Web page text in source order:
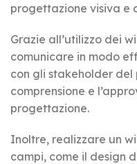
progettazione visiva e
Grazie all’utilizzo dei
comunicare in modo
con gli stakeholder
comprensione e
progettazione.
Inoltre, realizzare un
campi, come il design